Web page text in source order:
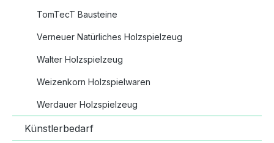
TomTecT Bausteine
Verneuer Natürliches Holzspielzeug
Walter Holzspielzeug
Weizenkorn Holzspielwaren
Werdauer Holzspielzeug
Künstlerbedarf